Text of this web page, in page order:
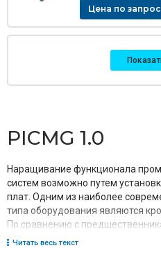
Цена по
PICMG 1.0
Наращивание функционала
систем возможно путем
плат. Одним из наиболее
типа оборудования являются
По сравнению с
значительно больше слотов
Читать весь текст